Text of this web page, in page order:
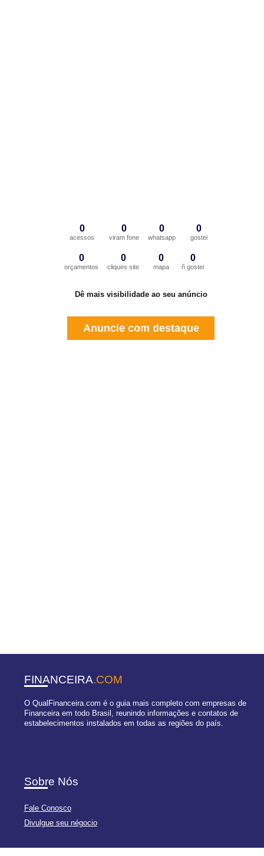
0
acessos
0
viram fone
0
whatsapp
0
gostei
0
orçamentos
0
cliques site
0
mapa
0
ñ gostei
Dê mais visibilidade ao seu anúncio
Anuncie com destaque
FINANCEIRA.COM
O QualFinanceira.com é o guia mais completo com empresas de
Financeira em todo Brasil, reunindo informações e contatos de
estabelecimentos instalados em todas as regiões do país.
Sobre Nós
Fale Conosco
Divulgue seu négocio